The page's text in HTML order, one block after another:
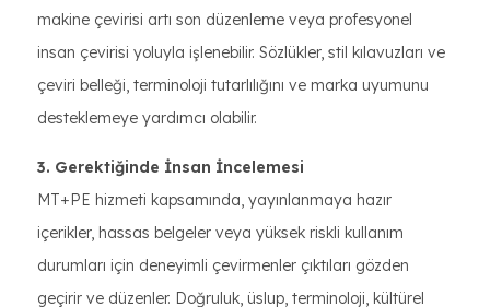
makine çevirisi artı son düzenleme veya profesyonel
insan çevirisi yoluyla işlenebilir. Sözlükler, stil kılavuzları ve
çeviri belleği, terminoloji tutarlılığını ve marka uyumunu
desteklemeye yardımcı olabilir.
3. Gerektiğinde İnsan İncelemesi
MT+PE hizmeti kapsamında, yayınlanmaya hazır
içerikler, hassas belgeler veya yüksek riskli kullanım
durumları için deneyimli çevirmenler çıktıları gözden
geçirir ve düzenler. Doğruluk, üslup, terminoloji, kültürel